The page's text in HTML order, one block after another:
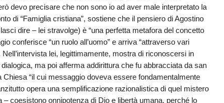
devo precisare che non sono io ad aver male interpretato la
di “Famiglia cristiana”, sostiene che il pensiero di Agostino
dire – lei stravolge) è “una perfetta metafora del concetto
conferisce “un ruolo all’uomo” e arriva “attraverso vari
Nell’intervista lei, legittimamente, mostra di riconoscersi in
ma poi afferma addirittura che fu abbracciata da san
“il cui messaggio doveva essere fondamentalmente
opera una semplificazione razionalistica di quel mistero
– coesistono onnipotenza di Dio e libertà umana, perché lo